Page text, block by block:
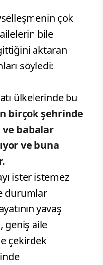
çok
bile
aktaran
söyledi:
ülkelerinde bu
birçok şehrinde
ve babalar
ve buna
ister istemez
durumlar
yavaş
geniş aile
çekirdek